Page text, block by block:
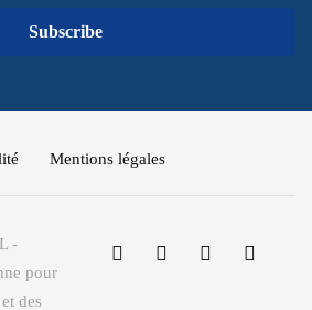
Subscribe
Mentions légales
-
pour
des